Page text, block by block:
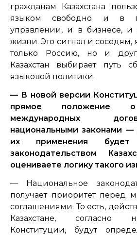
гражданам Казахстана
языком свободно и в
управлении, и в бизнесе, и
жизни. Это сигнал и
только Россию, но и
Казахстан выбирает путь
языковой политики.
— В новой версии
прямое положение о
международных
национальными законами —
их применения будет
законодательством
оцениваете логику такого
— Национальное
получает приоритет перед
соглашениями. То есть,
Казахстане, согласно
Конституции, будут